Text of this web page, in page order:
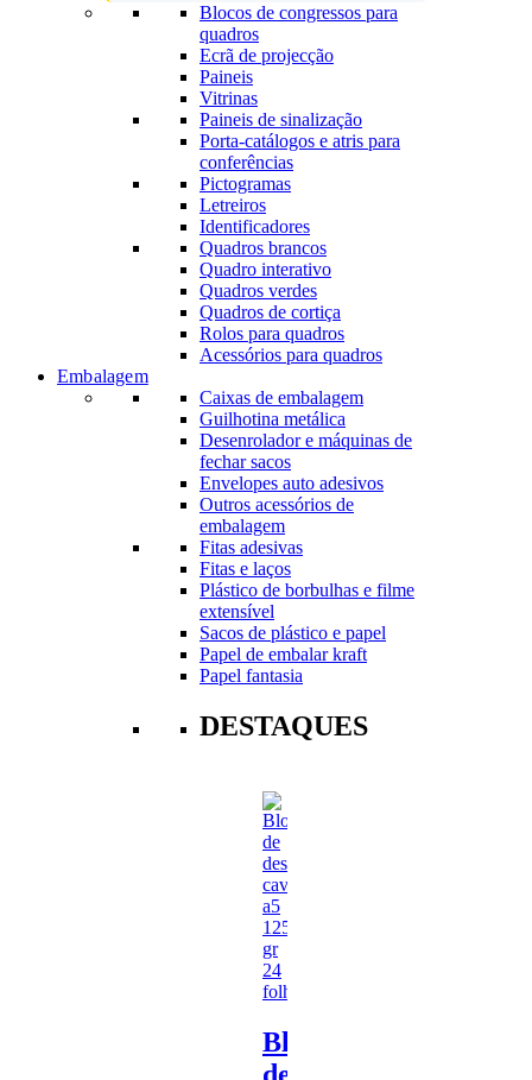
Blocos de congressos para
quadros
Ecrã de projecção
Paineis
Vitrinas
Paineis de sinalização
Porta-catálogos e atris para
conferências
Pictogramas
Letreiros
Identificadores
Quadros brancos
Quadro interativo
Quadros verdes
Quadros de cortiça
Rolos para quadros
Acessórios para quadros
Embalagem
Caixas de embalagem
Guilhotina metálica
Desenrolador e máquinas de
fechar sacos
Envelopes auto adesivos
Outros acessórios de
embalagem
Fitas adesivas
Fitas e laços
Plástico de borbulhas e filme
extensível
Sacos de plástico e papel
Papel de embalar kraft
Papel fantasia
DESTAQUES
Bloco
de